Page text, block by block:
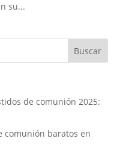
su...
de comunión 2025:
comunión baratos en